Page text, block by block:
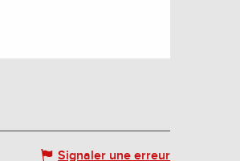
Signaler une erreur